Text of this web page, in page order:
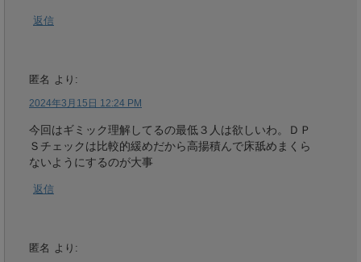
返信
匿名 より:
2024年3月15日 12:24 PM
今回はギミック理解してるの最低３人は欲しいわ。ＤＰ
Ｓチェックは比較的緩めだから高揚積んで床舐めまくら
ないようにするのが大事
返信
匿名 より: